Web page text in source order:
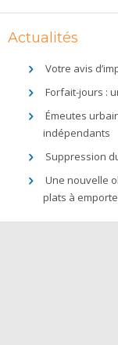
Actualités
Votre avis
Forfait-jours :
Émeutes
indépendants
Suppression
Une nouvelle
plats à